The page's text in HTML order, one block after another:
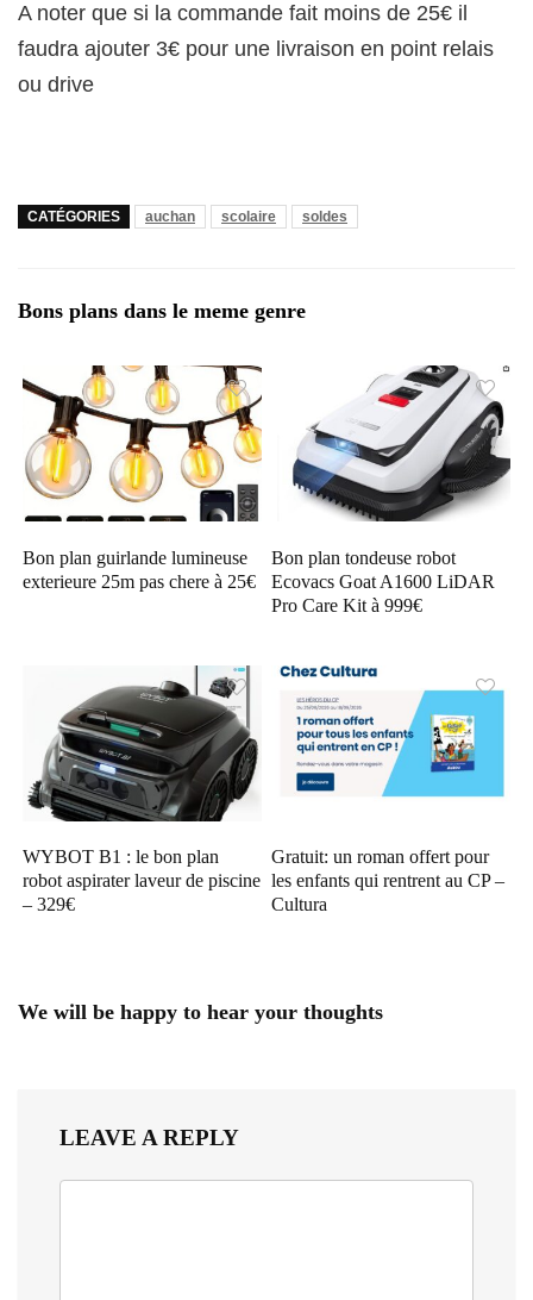
A noter que si la commande fait moins de 25€ il
faudra ajouter 3€ pour une livraison en point relais
ou drive
CATÉGORIES auchan scolaire soldes
Bons plans dans le meme genre
Bon plan guirlande lumineuse
exterieure 25m pas chere à 25€
Bon plan tondeuse robot
Ecovacs Goat A1600 LiDAR
Pro Care Kit à 999€
WYBOT B1 : le bon plan
robot aspirater laveur de piscine
– 329€
Gratuit: un roman offert pour
les enfants qui rentrent au CP –
Cultura
We will be happy to hear your thoughts
LEAVE A REPLY